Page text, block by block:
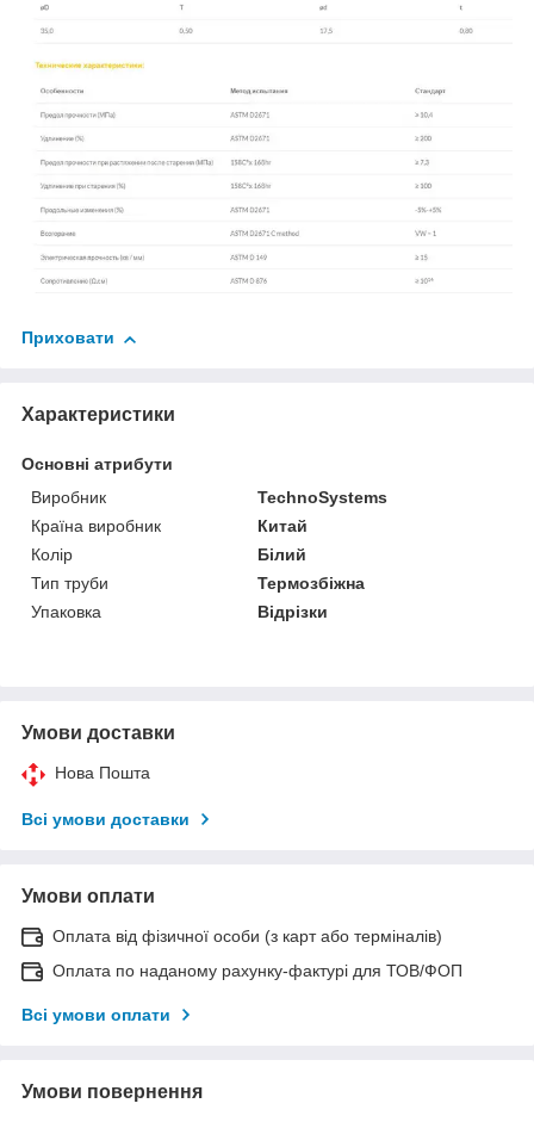
Приховати
Характеристики
Основні атрибути
Виробник
TechnoSystems
Країна виробник
Китай
Колір
Білий
Тип труби
Термозбіжна
Упаковка
Відрізки
Умови доставки
Нова Пошта
Всі умови доставки
Умови оплати
Оплата від фізичної особи (з карт або терміналів)
Оплата по наданому рахунку-фактурі для ТОВ/ФОП
Всі умови оплати
Умови повернення